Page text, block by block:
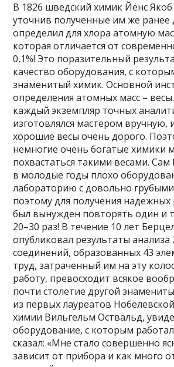
В 1826 шведский химик Йёнс Якоб
уточнив полученные им же ранее
определил для хлора атомную
которая отличается от
0,1%! Это поразительный
качество оборудования, с
знаменитый химик. Основной
определения атомных масс –
каждый экземпляр точных
изготовлялся мастером вручную,
хорошие весы очень дорого.
немногие очень богатые химики
похвастаться такими весами.
в молодые годы плохо
лабораторию с довольно
поэтому для получения надежных
был вынужден повторять один и
20–30 раз! В течение 10 лет
опубликовал результаты анализа
соединений, образованных 43
труд, затраченный им на эту
работу, превосходит всякое
почти столетие другой
из первых лауреатов
химии Вильгельм Оствальд,
оборудование, с которым
сказал: «Мне стало совершенно
зависит от прибора и как много